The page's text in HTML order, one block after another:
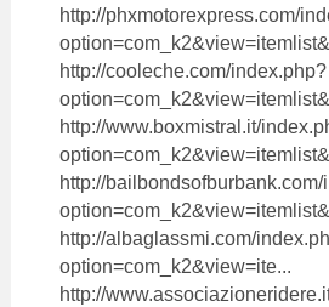
http://phxmotorexpress.com/
http://cooleche.com/index.php?
http://www.boxmistral.it/
http://
http://albaglassmi.com/
option=com_k2&view=ite...
http://